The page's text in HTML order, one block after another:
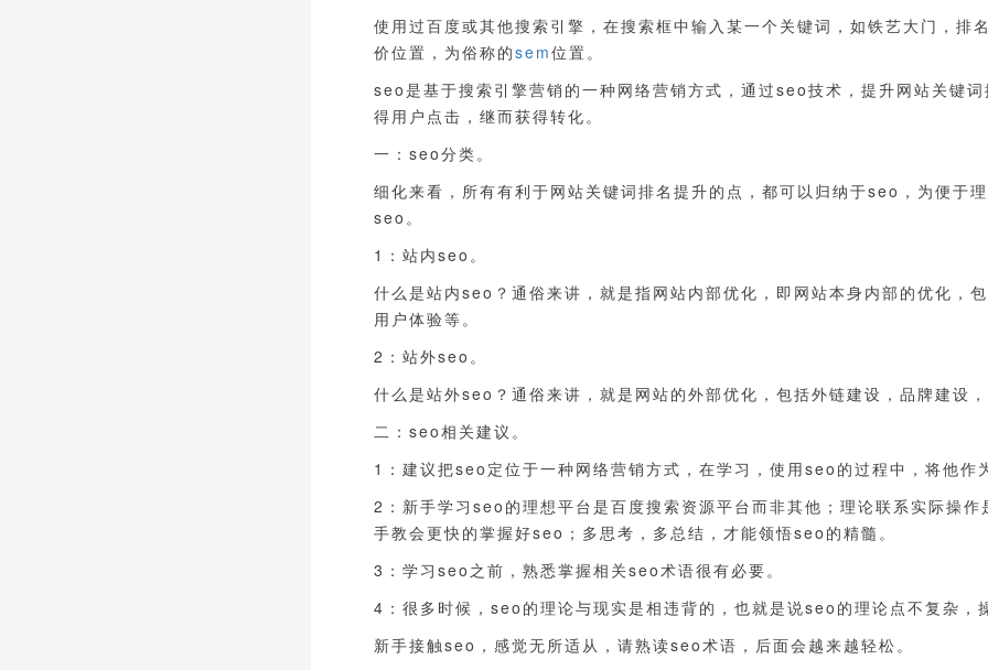
使用过百度或其他搜索引擎，在搜索框中输入某一个关键词，如铁艺大门，排
价位置，为俗称的sem位置。
seo是基于搜索引擎营销的一种网络营销方式，通过seo技术，提升网站关键
得用户点击，继而获得转化。
一：seo分类。
细化来看，所有有利于网站关键词排名提升的点，都可以归纳于seo，为便于
seo。
1：站内seo。
什么是站内seo？通俗来讲，就是指网站内部优化，即网站本身内部的优化，
用户体验等。
2：站外seo。
什么是站外seo？通俗来讲，就是网站的外部优化，包括外链建设，品牌建设，
二：seo相关建议。
1：建议把seo定位于一种网络营销方式，在学习，使用seo的过程中，将他作
2：新手学习seo的理想平台是百度搜索资源平台而非其他；理论联系实际操
手教会更快的掌握好seo；多思考，多总结，才能领悟seo的精髓。
3：学习seo之前，熟悉掌握相关seo术语很有必要。
4：很多时候，seo的理论与现实是相违背的，也就是说seo的理论点不复杂，
新手接触seo，感觉无所适从，请熟读seo术语，后面会越来越轻松。